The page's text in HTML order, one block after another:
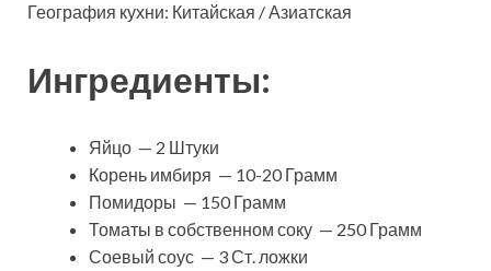
География кухни: Китайская / Азиатская
Ингредиенты:
Яйцо — 2 Штуки
Корень имбиря — 10-20 Грамм
Помидоры — 150 Грамм
Томаты в собственном соку — 250 Грамм
Соевый соус — 3 Ст. ложки